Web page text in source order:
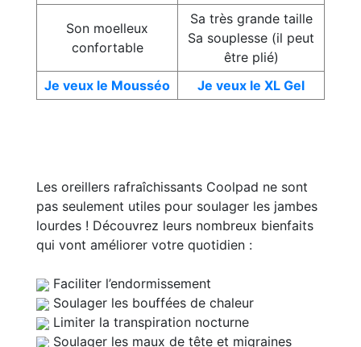
Son moelleux
confortable
Sa très grande taille
Sa souplesse (il peut
être plié)
Je veux le Mousséo
Je veux le XL Gel
Les oreillers rafraîchissants Coolpad ne sont
pas seulement utiles pour soulager les jambes
lourdes ! Découvrez leurs nombreux bienfaits
qui vont améliorer votre quotidien :
Faciliter l’endormissement
Soulager les bouffées de chaleur
Limiter la transpiration nocturne
Soulager les maux de tête et migraines